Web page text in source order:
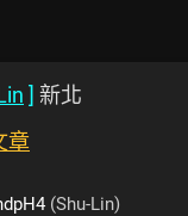
] 新北
章
(Shu-Lin)